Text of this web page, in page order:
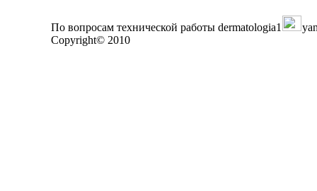
По вопросам технической работы dermatologia1
Copyright© 2010